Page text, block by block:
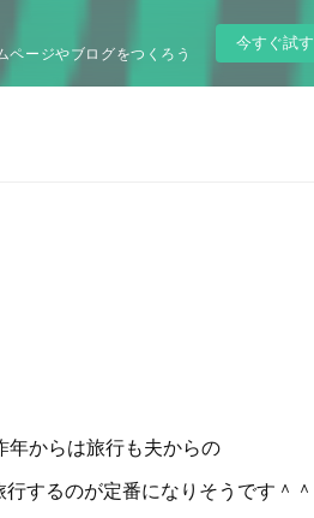
ページやブログをつくろう
今すぐ試す
からは旅行も夫からの
するのが定番になりそうです＾＾